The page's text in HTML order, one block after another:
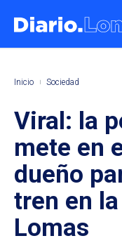
Inicio Sociedad
Viral: la
mete en
dueño
tren en
Lomas